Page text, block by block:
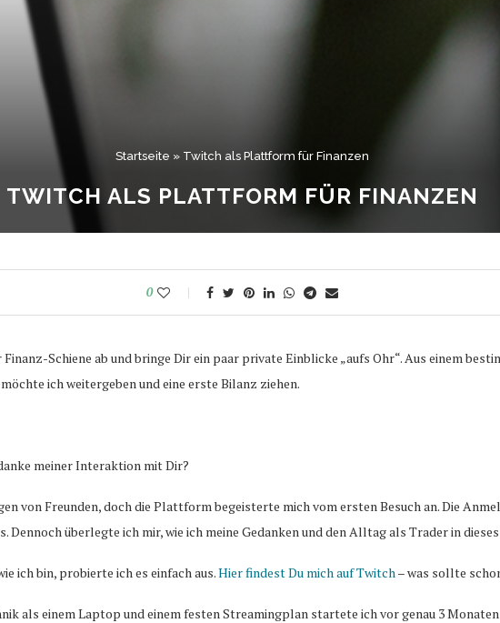
Startseite » Twitch als Plattform für Finanzen
TWITCH ALS PLATTFORM FÜR FINANZEN
0
Schiene ab und bringe Dir ein paar private Einblicke „aufs Ohr“. Aus einem
ich weitergeben und eine erste Bilanz ziehen.
meiner Interaktion mit Dir?
von Freunden, doch die Plattform begeisterte mich vom ersten Besuch an. Die
Dennoch überlegte ich mir, wie ich meine Gedanken und den Alltag als Trader in
ich bin, probierte ich es einfach aus.Hier findest Du mich auf Twitch – was sollte
als einem Laptop und einem festen Streamingplan startete ich vor genau 3